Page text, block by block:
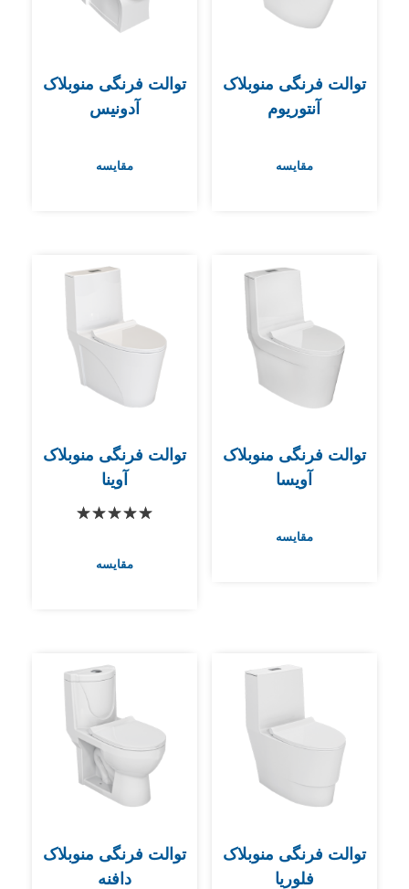
توالت فرنگی منوبلاک
آنتوریوم
مقایسه
توالت فرنگی منوبلاک
آدونیس
مقایسه
توالت فرنگی منوبلاک
آویسا
مقایسه
توالت فرنگی منوبلاک
آوینا
مقایسه
توالت فرنگی منوبلاک
فلوریا
توالت فرنگی منوبلاک
دافنه